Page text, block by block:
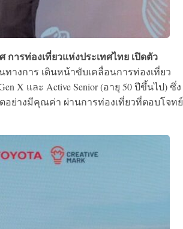
ารท่องเที่ยวแห่งประเทศไทย เปิดตัว
ทางการ เดินหน้าขับเคลื่อนการท่องเที่ยว
X และ Active Senior (อายุ 50 ปีขึ้นไป) ซึ่ง
ย่างมีคุณค่า ผ่านการท่องเที่ยวที่ตอบโจทย์